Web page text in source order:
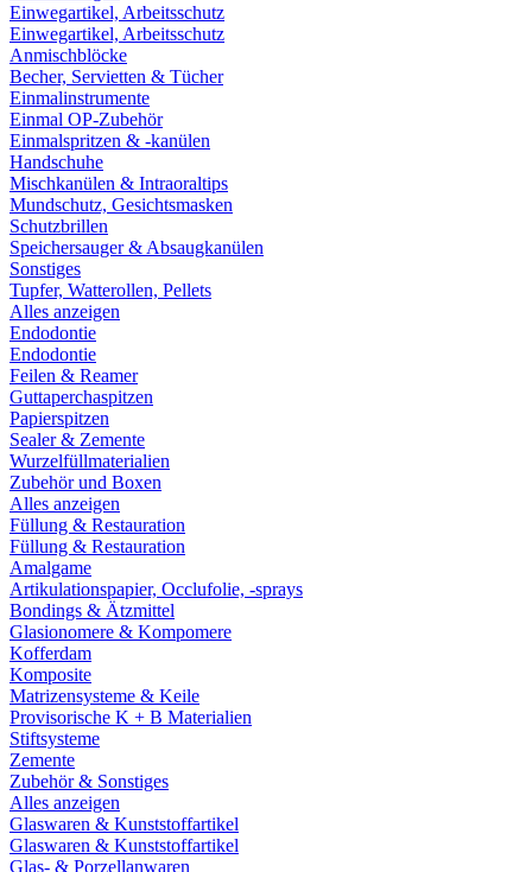
Einwegartikel, Arbeitsschutz
Einwegartikel, Arbeitsschutz
Anmischblöcke
Becher, Servietten & Tücher
Einmalinstrumente
Einmal OP-Zubehör
Einmalspritzen & -kanülen
Handschuhe
Mischkanülen & Intraoraltips
Mundschutz, Gesichtsmasken
Schutzbrillen
Speichersauger & Absaugkanülen
Sonstiges
Tupfer, Watterollen, Pellets
Alles anzeigen
Endodontie
Endodontie
Feilen & Reamer
Guttaperchaspitzen
Papierspitzen
Sealer & Zemente
Wurzelfüllmaterialien
Zubehör und Boxen
Alles anzeigen
Füllung & Restauration
Füllung & Restauration
Amalgame
Artikulationspapier, Occlufolie, -sprays
Bondings & Ätzmittel
Glasionomere & Kompomere
Kofferdam
Komposite
Matrizensysteme & Keile
Provisorische K + B Materialien
Stiftsysteme
Zemente
Zubehör & Sonstiges
Alles anzeigen
Glaswaren & Kunststoffartikel
Glaswaren & Kunststoffartikel
Glas- & Porzellanwaren